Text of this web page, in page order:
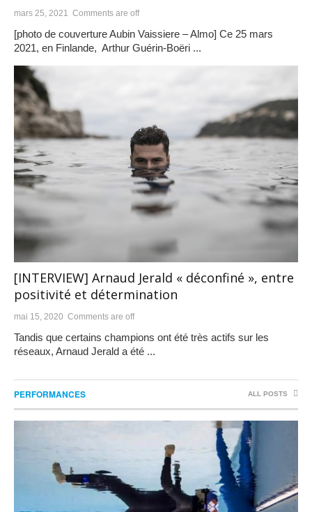
mars 25, 2021 Comments are off
[photo de couverture Aubin Vaissiere – Almo] Ce 25 mars
2021, en Finlande, Arthur Guérin-Boëri ...
[INTERVIEW] Arnaud Jerald « déconfiné », entre
positivité et détermination
mai 15, 2020 Comments are off
Tandis que certains champions ont été très actifs sur les
réseaux, Arnaud Jerald a été ...
PERFORMANCES ALL POSTS